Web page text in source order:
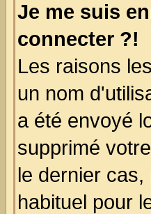
Je me suis
connecter ?!
Les raisons
un nom
a été envoyé
supprimé
le dernier
habituel pour